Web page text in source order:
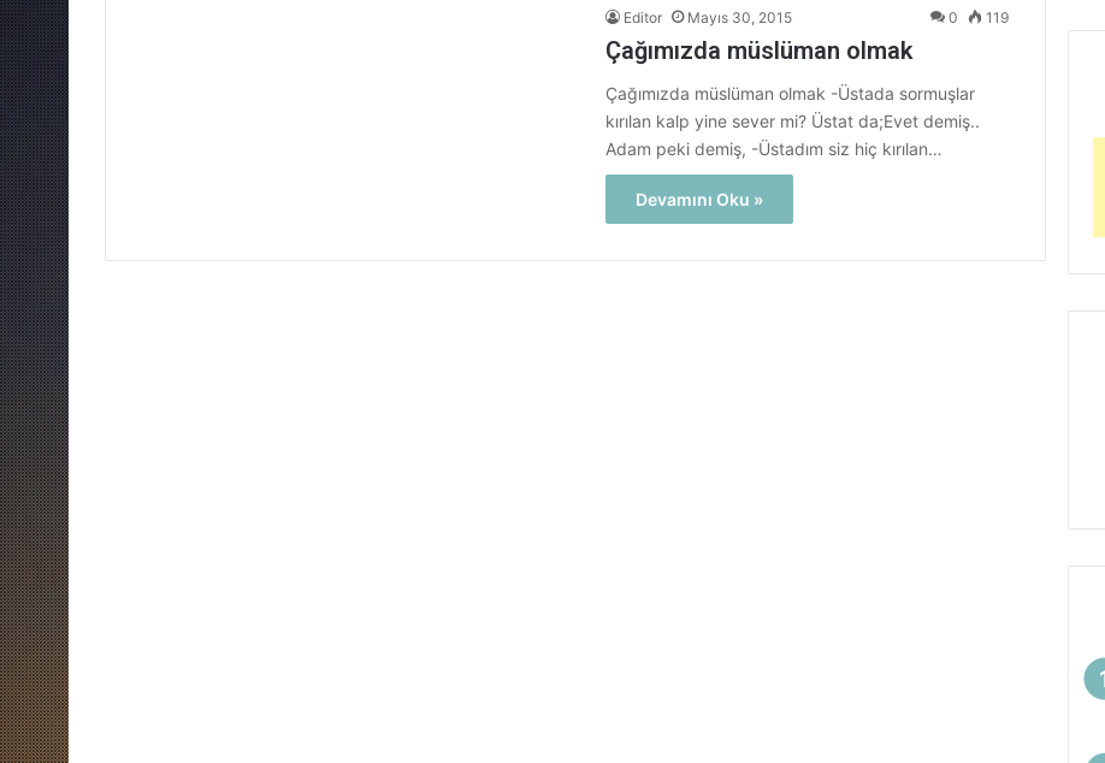
Editor Mayıs 30, 2015 0 119
Çağımızda müslüman olmak
Çağımızda müslüman olmak -Üstada sormuşlar
kırılan kalp yine sever mi? Üstat da;Evet demiş..
Adam peki demiş, -Üstadım siz hiç kırılan…
Devamını Oku »